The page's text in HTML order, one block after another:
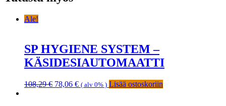
Ale!
SP HYGIENE SYSTEM –
KÄSIDESIAUTOMAATTI
108,29€ Alkuperäinen
78,06 €Nykyinen
( alv 0% ) Lisää ostoskoriin